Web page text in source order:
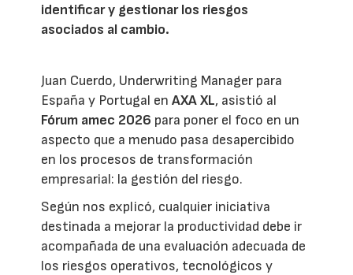
identificar y gestionar los riesgos
asociados al cambio.
Juan Cuerdo, Underwriting Manager para
España y Portugal enAXA XL, asistió al
Fórum amec 2026 para poner el foco en un
aspecto que a menudo pasa desapercibido
en los procesos de transformación
empresarial: la gestión del riesgo.
Según nos explicó, cualquier iniciativa
destinada a mejorar la productividad debe ir
acompañada de una evaluación adecuada de
los riesgos operativos, tecnológicos y